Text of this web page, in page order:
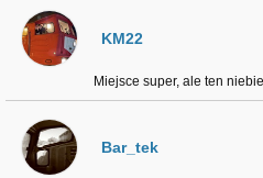
KM22
Miejsce super, ale ten
Bar_tek